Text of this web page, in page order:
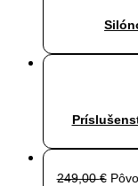
249,00€